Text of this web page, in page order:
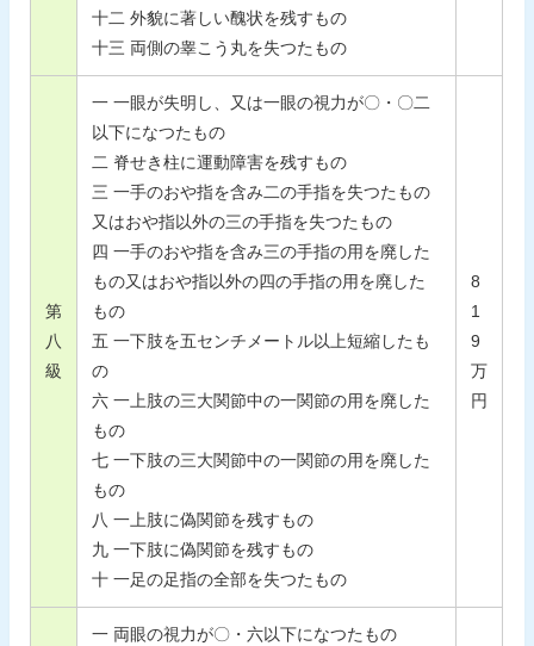
十二 外貌に著しい醜状を残すもの
十三 両側の睾こう丸を失つたもの
第
八
級
一 一眼が失明し、又は一眼の視力が〇・〇二
以下になつたもの
二 脊せき柱に運動障害を残すもの
三 一手のおや指を含み二の手指を失つたもの
又はおや指以外の三の手指を失つたもの
四 一手のおや指を含み三の手指の用を廃した
もの又はおや指以外の四の手指の用を廃した
もの
五 一下肢を五センチメートル以上短縮したも
の
六 一上肢の三大関節中の一関節の用を廃した
もの
七 一下肢の三大関節中の一関節の用を廃した
もの
八 一上肢に偽関節を残すもの
九 一下肢に偽関節を残すもの
十 一足の足指の全部を失つたもの
8
1
9
万
円
一 両眼の視力が〇・六以下になつたもの